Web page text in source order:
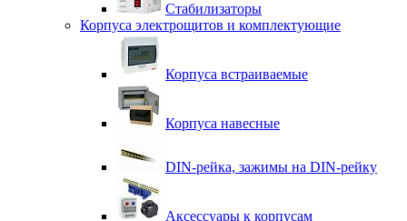
Стабилизаторы
Корпуса электрощитов и комплектующие
Корпуса встраиваемые
Корпуса навесные
DIN-рейка, зажимы на DIN-рейку
Аксессуары к корпусам